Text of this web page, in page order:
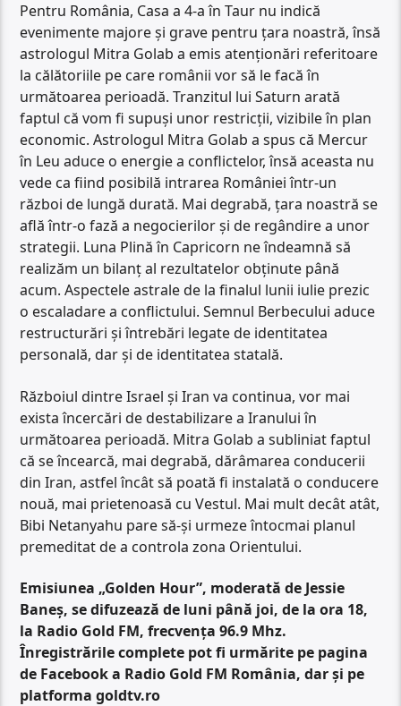
Pentru România, Casa a 4-a în Taur nu indică
evenimente majore și grave pentru țara noastră, însă
astrologul Mitra Golab a emis atenționări referitoare
la călătoriile pe care românii vor să le facă în
următoarea perioadă. Tranzitul lui Saturn arată
faptul că vom fi supuși unor restricții, vizibile în plan
economic. Astrologul Mitra Golab a spus că Mercur
în Leu aduce o energie a conflictelor, însă aceasta nu
vede ca fiind posibilă intrarea României într-un
război de lungă durată. Mai degrabă, țara noastră se
află într-o fază a negocierilor și de regândire a unor
strategii. Luna Plină în Capricorn ne îndeamnă să
realizăm un bilanț al rezultatelor obținute până
acum. Aspectele astrale de la finalul lunii iulie prezic
o escaladare a conflictului. Semnul Berbecului aduce
restructurări și întrebări legate de identitatea
personală, dar și de identitatea statală.
Războiul dintre Israel și Iran va continua, vor mai
exista încercări de destabilizare a Iranului în
următoarea perioadă. Mitra Golab a subliniat faptul
că se încearcă, mai degrabă, dărâmarea conducerii
din Iran, astfel încât să poată fi instalată o conducere
nouă, mai prietenoasă cu Vestul. Mai mult decât atât,
Bibi Netanyahu pare să-și urmeze întocmai planul
premeditat de a controla zona Orientului.
Emisiunea „Golden Hour”, moderată de Jessie
Baneș, se difuzează de luni până joi, de la ora 18,
la Radio Gold FM, frecvența 96.9 Mhz.
Înregistrările complete pot fi urmărite pe pagina
de Facebook a Radio Gold FM România, dar și pe
platforma goldtv.ro